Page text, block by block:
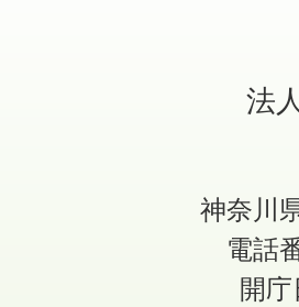
法
神奈川
電話
開